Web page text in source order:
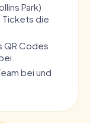
Park)
Tickets die
QR Codes
bei und